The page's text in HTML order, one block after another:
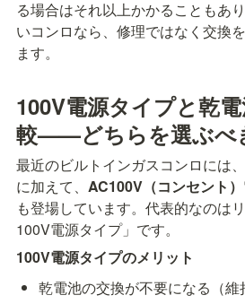
る場合はそれ以上かかることもあ
いコンロなら、修理ではなく交換
ます。
100V電源タイプと乾
較——どちらを選ぶべ
最近のビルトインガスコンロには
に加えて、 AC100V（コンセント
も登場しています。代表的なのは
100V電源タイプ」です。
100V電源タイプのメリット
乾電池の交換が不要になる（維